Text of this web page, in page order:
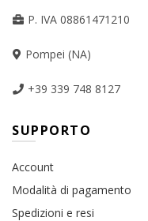
P. IVA 08861471210
Pompei (NA)
+39 339 748 8127
SUPPORTO
Account
Modalità di pagamento
Spedizioni e resi